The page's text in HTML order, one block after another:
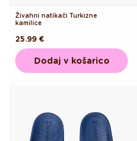
Živahni natikači Turkizne
kamilice
Redna
cena
25.99 €
Dodaj v košarico